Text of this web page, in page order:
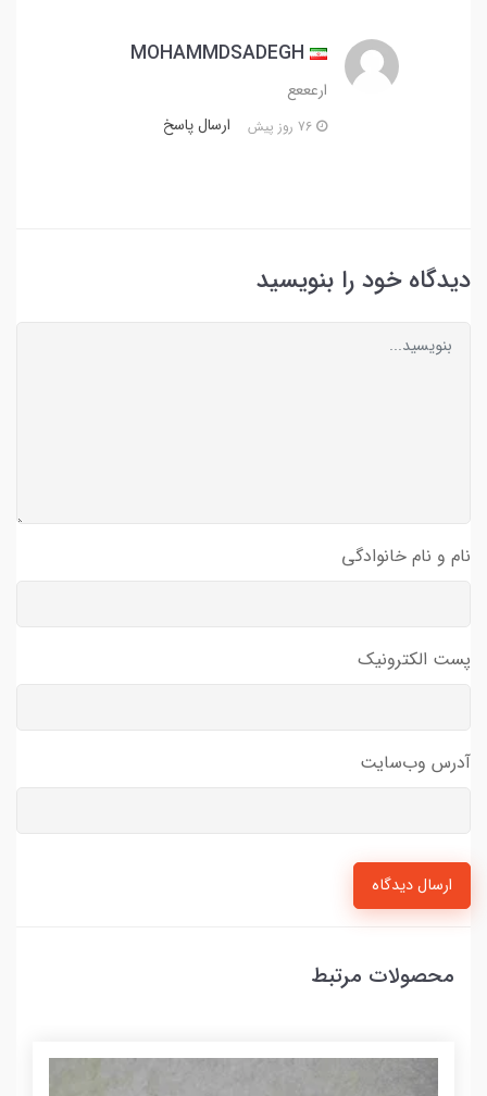
MOHAMMDSADEGH
ارعععع
ارسال پاسخ
دیدگاه خود را بنویسید
نام و نام خانوادگی
پست الکترونیک
آدرس وب‌سایت
ارسال دیدگاه
محصولات مرتبط